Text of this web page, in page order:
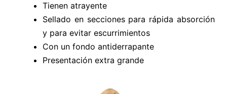
Tienen atrayente
Sellado en secciones para rápida absorción
y para evitar escurrimientos
Con un fondo antiderrapante
Presentación extra grande